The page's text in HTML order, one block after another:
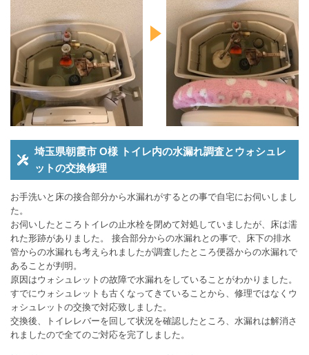
埼玉県朝霞市 O様 トイレ内の水漏れ調査とウォシュレ
ットの交換修理
お手洗いと床の接合部分から水漏れがするとの事で自宅にお伺いしまし
た。
お伺いしたところトイレの止水栓を閉めて対処していましたが、床は濡
れた形跡がありました。 接合部分からの水漏れとの事で、床下の排水
管からの水漏れも考えられましたが調査したところ便器からの水漏れで
あることが判明。
原因はウォシュレットの故障で水漏れをしていることがわかりました。
すでにウォシュレットも古くなってきていることから、修理ではなくウ
ォシュレットの交換で対応致しました。
交換後、トイレレバーを回して状況を確認したところ、水漏れは解消さ
れましたので全てのご対応を完了しました。